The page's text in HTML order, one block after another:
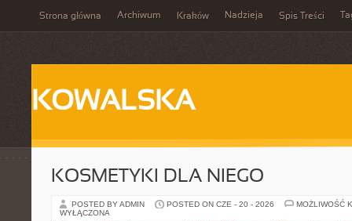
Strona główna Archiwum Kraków Nadzieja Spis Treści
KOWALSKA
KOSMETYKI DLA NIEGO
POSTED BY ADMIN POSTED ON CZE - 20 - 2026
MOŻLIWOŚĆ
WYŁĄCZONA